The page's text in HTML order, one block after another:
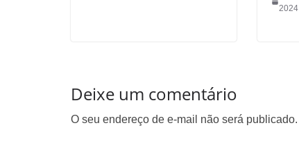
2024
Deixe um comentário
O seu endereço de e-mail não será publicado.